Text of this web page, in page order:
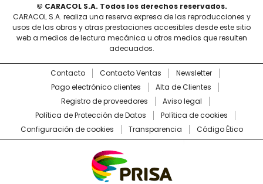
© CARACOL S.A. Todos los derechos reservados.
CARACOL S.A. realiza una reserva expresa de las reproducciones y
usos de las obras y otras prestaciones accesibles desde este sitio
web a medios de lectura mecánica u otros medios que resulten
adecuados.
Contacto Contacto Ventas
Newsletter
Pago electrónico clientes
Alta de Clientes
Registro de proveedores
Aviso legal
Política de Protección de Datos
Política de cookies
Configuración de cookies
Transparencia Código Ético